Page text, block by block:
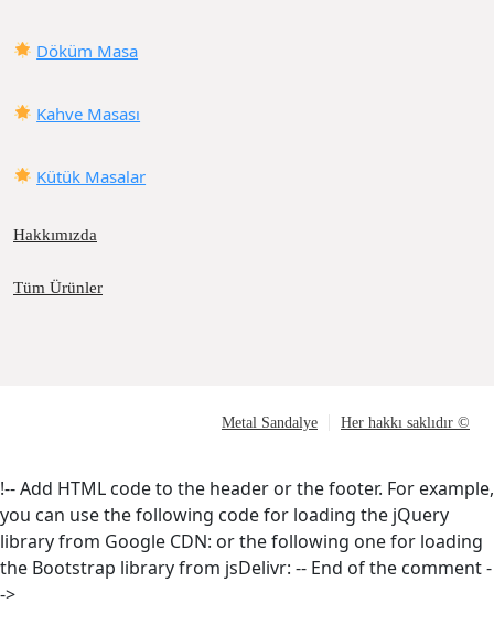
Döküm Masa
Kahve Masası
Kütük Masalar
Hakkımızda
Tüm Ürünler
Metal Sandalye Her hakkı saklıdır ©
!-- Add HTML code to the header or the footer. For example,
you can use the following code for loading the jQuery
library from Google CDN: or the following one for loading
the Bootstrap library from jsDelivr: -- End of the comment -
->